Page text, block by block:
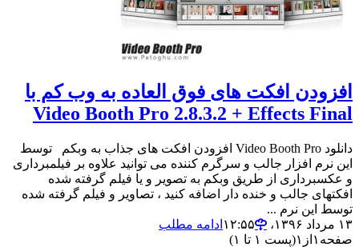
افزودن افکت های فوق العاده به وب کم با
Video Booth Pro 2.8.3.2 + Effects Final
دانلود Video Booth Pro افزودن افکت های جذاب به وبکم توسط
این نرم افزار جالب و سرگرم کننده می توانید علاوه بر فیلمبرداری
و عکسبرداری از طریق وبکم به تصویر و یا فیلم گرفته شده
افکتهای جالب و خنده دار اضافه کنید ، تصاویر و فیلم گرفته شده
توسط این نرم ...
۱۳ مرداد ۱۳۹۶،‏ ۱۲:۵۵
ادامه مطلب
صفحه ۱ از ۱(پست ۱ تا ۱)